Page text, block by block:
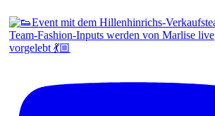
Team-Fashion-Inputs werden von Marlise live
vorgelebt 💃🏼